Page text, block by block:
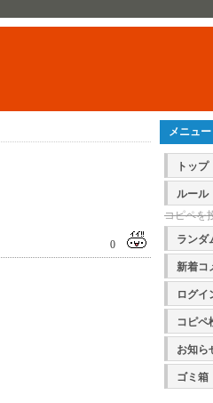
0
メニュー
トップ
ルール
コピペを
ランダ
新着コ
ログイ
コピペ
お知ら
ゴミ箱